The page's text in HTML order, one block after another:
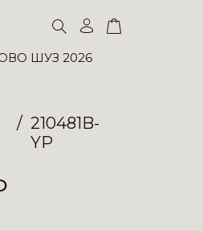
ШУЗ 2026
210481B-
YP